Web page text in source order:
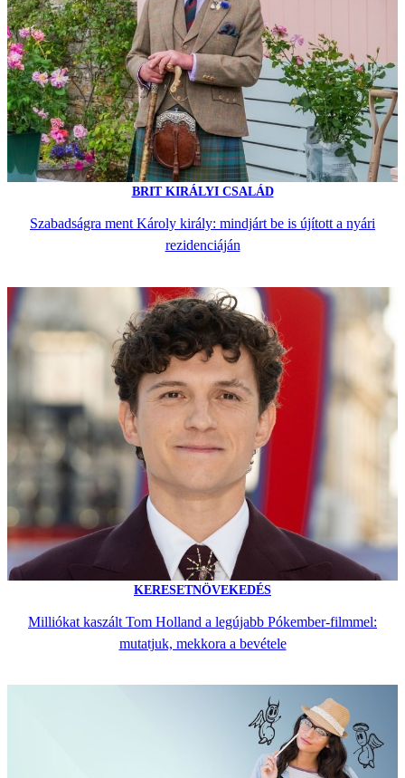
BRIT KIRÁLYI CSALÁD
Szabadságra ment Károly király: mindjárt be is újított a nyári
rezidenciáján
KERESETNÖVEKEDÉS
Milliókat kaszált Tom Holland a legújabb Pókember-filmmel:
mutatjuk, mekkora a bevétele